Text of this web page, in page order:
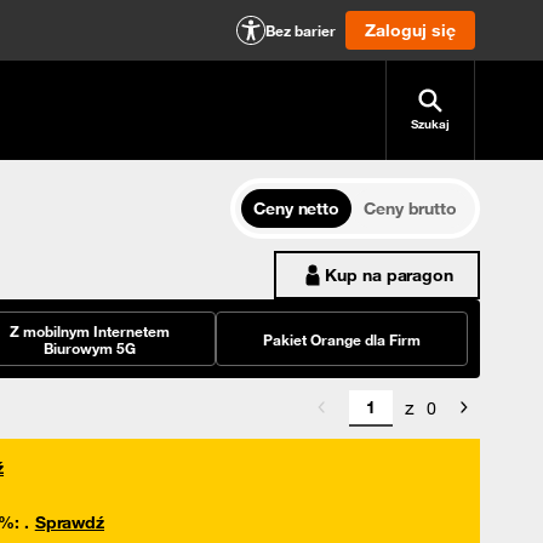
Bez barier Zaloguj się
Szukaj
Ceny netto
Ceny brutto
Kup na paragon
Z mobilnym Internetem
Biurowym 5G
Pakiet Orange dla Firm
z 0
: . Sprawdź